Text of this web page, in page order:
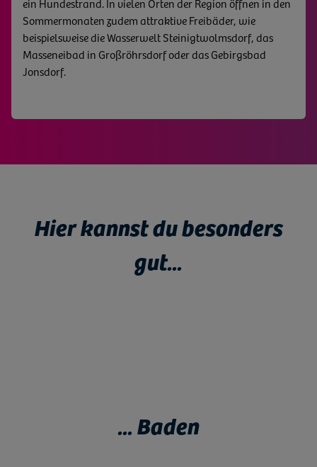
und ist ein echter Blickfang.
Sommermonaten zudem attraktive Freibäder, wie
beispielsweise die Wasserwelt Steinigtwolmsdorf, das
Masseneibad in Großröhrsdorf oder das Gebirgsbad
Jonsdorf.
Dort können Besucher übrigens auch Minigolf auf der
Monstergolfanlage spielen oder mutig im Hochseilgarten
klettern. Wer es ruhiger mag, geht lieber angeln oder
nutzt Saunamöglichkeiten in der Nähe der Seen und
Hier kannst du besonders
gut...
... Baden